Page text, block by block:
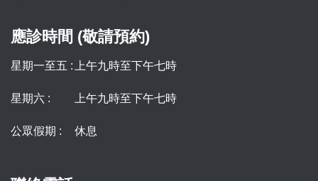
應診時間 (敬請預約)
星期一至五 : 上午九時至下午七時
星期六 : 上午九時至下午七時
公眾假期 : 休息